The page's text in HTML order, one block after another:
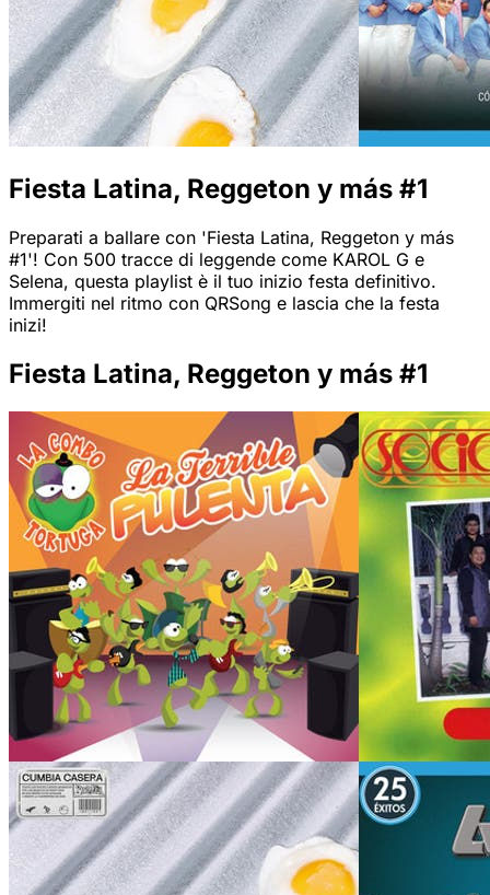
Fiesta Latina, Reggeton y más #1
Preparati a ballare con 'Fiesta Latina, Reggeton y más
#1'! Con 500 tracce di leggende come KAROL G e
Selena, questa playlist è il tuo inizio festa definitivo.
Immergiti nel ritmo con QRSong e lascia che la festa
inizi!
Fiesta Latina, Reggeton y más #1